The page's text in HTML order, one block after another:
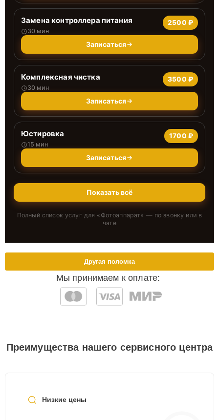
Замена контроллера питания
30 мин
2500 ₽
Записаться
Комплексная чистка
30 мин
3500 ₽
Записаться
Юстировка
15 мин
1700 ₽
Записаться
Показать всё
Полный список услуг для « Фотоаппарат» — по звонку или в
чате
Мы принимаем к оплате:
Другая поломка
Преимущества нашего сервисного центра
Низкие цены